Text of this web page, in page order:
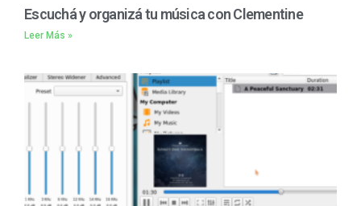
Escuchá y organizá tu música con Clementine
Leer Más »